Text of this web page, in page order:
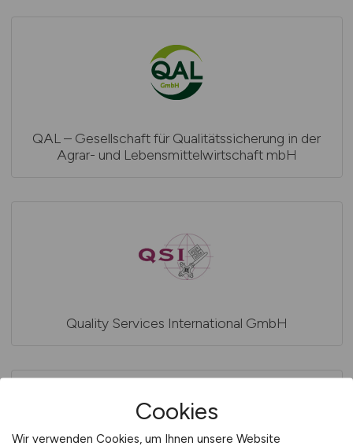
QAL – Gesellschaft für Qualitätssicherung in der
Agrar- und Lebensmittelwirtschaft mbH
Quality Services International GmbH
Cookies
Wir verwenden Cookies, um Ihnen unsere Website